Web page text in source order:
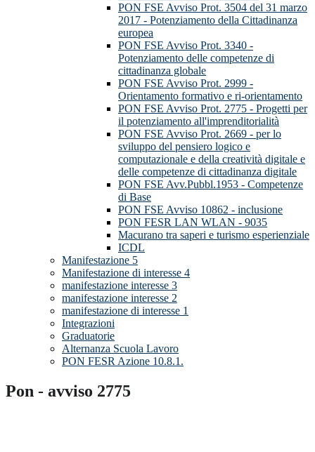
PON FSE Avviso Prot. 3504 del 31 marzo
2017 - Potenziamento della Cittadinanza
europea
PON FSE Avviso Prot. 3340 -
Potenziamento delle competenze di
cittadinanza globale
PON FSE Avviso Prot. 2999 -
Orientamento formativo e ri-orientamento
PON FSE Avviso Prot. 2775 - Progetti per
il potenziamento all'imprenditorialità
PON FSE Avviso Prot. 2669 - per lo
sviluppo del pensiero logico e
computazionale e della creatività digitale e
delle competenze di cittadinanza digitale
PON FSE Avv.Pubbl.1953 - Competenze
di Base
PON FSE Avviso 10862 - inclusione
PON FESR LAN WLAN - 9035
Macurano tra saperi e turismo esperienziale
ICDL
Manifestazione 5
Manifestazione di interesse 4
manifestazione interesse 3
manifestazione interesse 2
manifestazione di interesse 1
Integrazioni
Graduatorie
Alternanza Scuola Lavoro
PON FESR Azione 10.8.1.
Pon - avviso 2775